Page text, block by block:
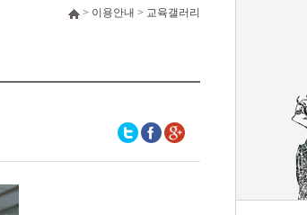
> 이용안내 > 교육갤러리